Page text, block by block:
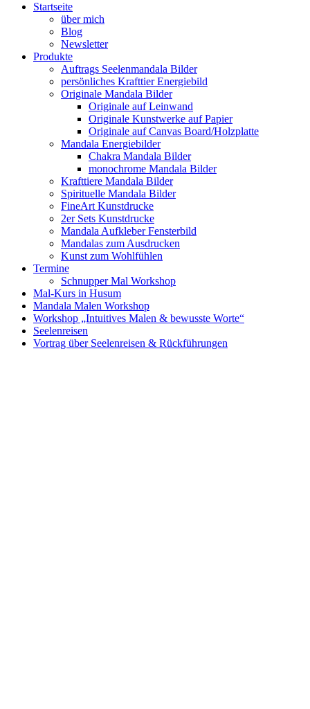
Startseite
über mich
Blog
Newsletter
Produkte
Auftrags Seelenmandala Bilder
persönliches Krafttier Energiebild
Originale Mandala Bilder
Originale auf Leinwand
Originale Kunstwerke auf Papier
Originale auf Canvas Board/Holzplatte
Mandala Energiebilder
Chakra Mandala Bilder
monochrome Mandala Bilder
Krafttiere Mandala Bilder
Spirituelle Mandala Bilder
FineArt Kunstdrucke
2er Sets Kunstdrucke
Mandala Aufkleber Fensterbild
Mandalas zum Ausdrucken
Kunst zum Wohlfühlen
Termine
Schnupper Mal Workshop
Mal-Kurs in Husum
Mandala Malen Workshop
Workshop „Intuitives Malen & bewusste Worte“
Seelenreisen
Vortrag über Seelenreisen & Rückführungen